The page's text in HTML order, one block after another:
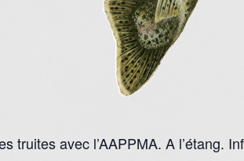
truites avec l’AAPPMA. A l’étang.